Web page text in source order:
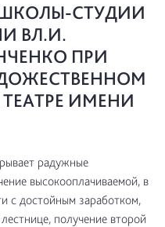
СТУДИИ
ВЛ.И.
ПРИ
ИМЕНИ
радужные
высокооплачиваемой, в
с достойным заработком,
получение второй